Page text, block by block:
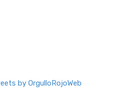
by OrgulloRojoWeb